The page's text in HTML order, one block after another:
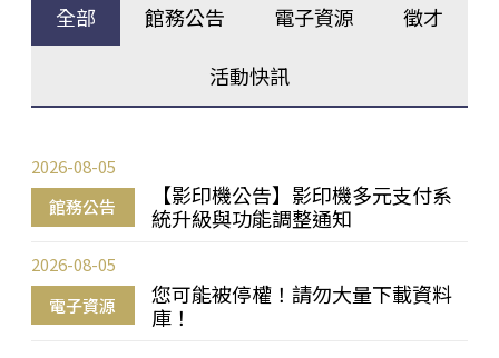
全部 館務公告 電子資源 徵才
活動快訊
館務公告
【影印機公告】影印機多元支付系
統升級與功能調整通知
2026-08-05
電子資源
您可能被停權！請勿大量下載資料
庫！
2026-08-05